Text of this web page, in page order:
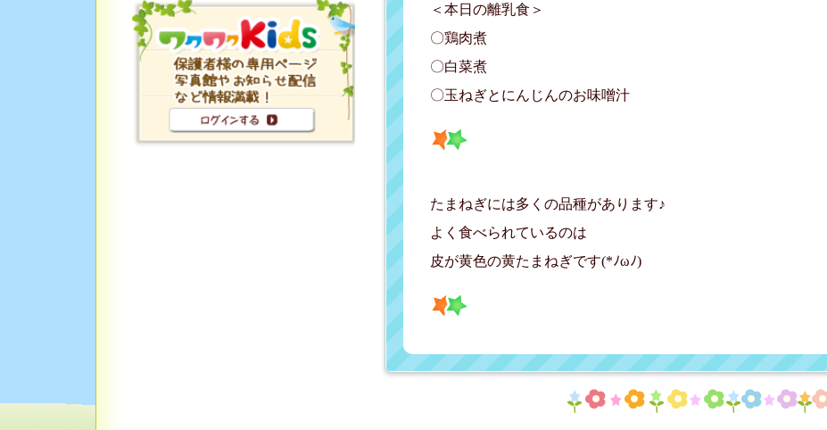
＜本日の離乳食＞
〇鶏肉煮
〇白菜煮
〇玉ねぎとにんじんのお味噌汁
たまねぎには多くの品種があります♪
よく食べられているのは
皮が黄色の黄たまねぎです(*ﾉωﾉ)